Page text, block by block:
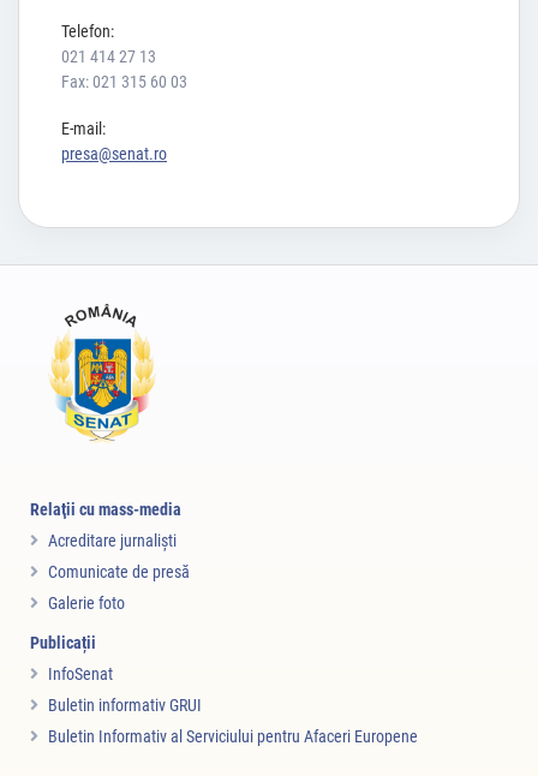
Telefon:
021 414 27 13
Fax: 021 315 60 03
E-mail:
presa@senat.ro
Relaţii cu mass-media
Acreditare jurnalişti
Comunicate de presă
Galerie foto
Publicații
InfoSenat
Buletin informativ GRUI
Buletin Informativ al Serviciului pentru Afaceri Europene